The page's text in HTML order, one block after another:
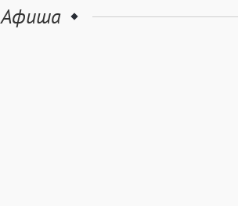
Афиша